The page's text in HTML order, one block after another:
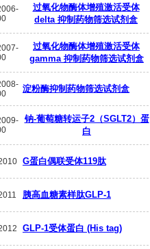
过氧化物酶体增殖激活受体
delta 抑制药物筛选试剂盒
过氧化物酶体增殖激活受体
gamma 抑制药物筛选试剂盒
淀粉酶抑制药物筛选试剂盒
钠-葡萄糖转运子2（SGLT2）蛋
白
G蛋白偶联受体119肽
胰高血糖素样肽GLP-1
GLP-1受体蛋白 (His tag)